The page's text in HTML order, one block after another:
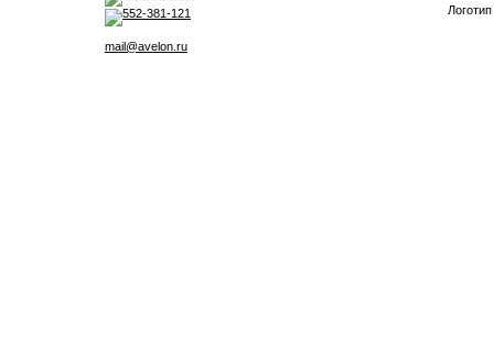
552-381-121
mail@avelon.ru